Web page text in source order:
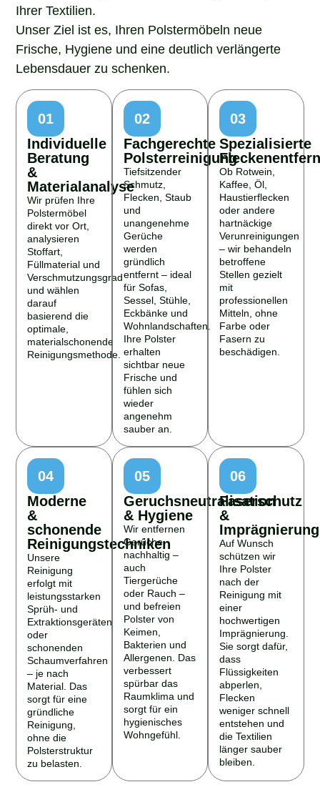
Ihrer Textilien.
Unser Ziel ist es, Ihren Polstermöbeln neue
Frische, Hygiene und eine deutlich verlängerte
Lebensdauer zu schenken.
01
Individuelle
Beratung
&
Materialanalyse
Wir prüfen Ihre
Polstermöbel
direkt vor Ort,
analysieren
Stoffart,
Füllmaterial und
Verschmutzungsgrad
und wählen
darauf
basierend die
optimale,
materialschonende
Reinigungsmethode.
02
Fachgerechte
Polsterreinigung
Tiefsitzender
Schmutz,
Flecken, Staub
und
unangenehme
Gerüche
werden
gründlich
entfernt – ideal
für Sofas,
Sessel, Stühle,
Eckbänke und
Wohnlandschaften.
Ihre Polster
erhalten
sichtbar neue
Frische und
fühlen sich
wieder
angenehm
sauber an.
03
Spezialisierte
Ob Rotwein,
Kaffee, Öl,
Haustierflecken
oder andere
hartnäckige
Verunreinigungen
– wir behandeln
betroffene
Stellen gezielt
mit
professionellen
Mitteln, ohne
Farbe oder
Fasern zu
beschädigen.
04
Moderne
&
schonende
Reinigungstechniken
Unsere
Reinigung
erfolgt mit
leistungsstarken
Sprüh- und
Extraktionsgeräten
oder
schonenden
Schaumverfahren
– je nach
Material. Das
sorgt für eine
gründliche
Reinigung,
ohne die
Polsterstruktur
zu belasten.
05
Geruchsneutralisation
& Hygiene
Wir entfernen
Gerüche
nachhaltig –
auch
Tiergerüche
oder Rauch –
und befreien
Polster von
Keimen,
Bakterien und
Allergenen. Das
verbessert
spürbar das
Raumklima und
sorgt für ein
hygienisches
Wohngefühl.
06
Faserschutz
&
Imprägnierung
Auf Wunsch
schützen wir
Ihre Polster
nach der
Reinigung mit
einer
hochwertigen
Imprägnierung.
Sie sorgt dafür,
dass
Flüssigkeiten
abperlen,
Flecken
weniger schnell
entstehen und
die Textilien
länger sauber
bleiben.